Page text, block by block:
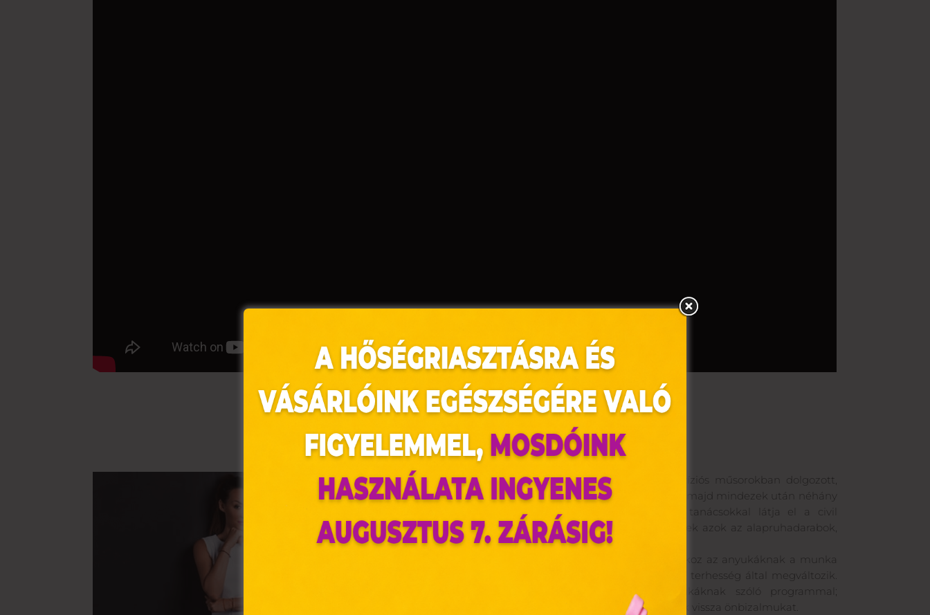
Frank Patríciáról
Több, mint 16 éve stylist-ként dolgozik, először televíziós műsorokban dolgozott,
melyek keretein belül öltöztette a hazai hírességeket, majd mindezek után néhány
évvel ezelőtt váltott és hasznos, önbizalomnövelő tanácsokkal látja el a civil
hölgyeket. Segít megtalálni az önazonos stílust, melyek azok az alapruhadarabok,
amiknek minden ruhatárban ott van a helye.
Friss édesanyaként, azzal szembesült, hogy gondot okoz az anyukáknak a munka
világába való visszatérés, illetve az is, hogy a testük a terhesség által megváltozik.
Ezért szolgáltatásait kibővítette, kifejezetten anyukáknak szóló programmal;
öltözködésükkel és megjelenésükkel hogyan nyerhetik vissza önbizalmukat.
Ez az oldal sütiket használ
Weboldalunkon „cookie"-kat (továbbiakban „süti") alkalmazunk. Ezek olyan
fájlok, melyek információt tárolnak webes böngészőjében. Ehhez az Ön
elektronikus kereskedelmi szolgáltatások, az információs társadalommal